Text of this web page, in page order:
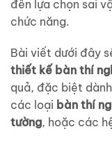
đến lựa chọn sai
chức năng.
Bài viết dưới đây
thiết kế bàn thí
quả, đặc biệt
các loại bàn thí
tường, hoặc các